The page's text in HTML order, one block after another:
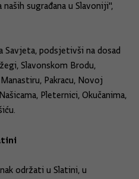
sugrađana u Slavoniji",
Savjeta, podsjetivši na dosad
Slavonskom Brodu,
Pakracu, Novoj
Pleternici, Okučanima,
održati u Slatini, u